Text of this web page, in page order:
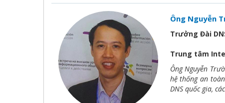
Ông Nguyễn
Trưởng Đài
Trung tâm
Ông Nguyễn
hệ thống an
DNS quốc gia,